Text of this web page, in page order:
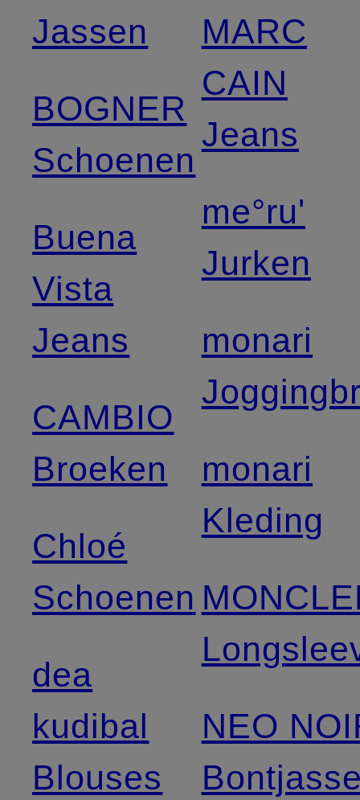
Jassen
BOGNER
Schoenen
Buena
Vista
Jeans
CAMBIO
Broeken
Chloé
Schoenen
dea
kudibal
Blouses
MARC
CAIN
Jeans
me°ru'
Jurken
monari
monari
Kleding
NEO